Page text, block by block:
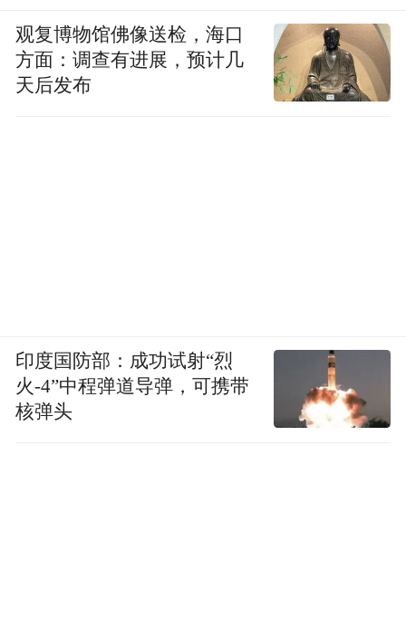
观复博物馆佛像送检，海口
方面：调查有进展，预计几
天后发布
印度国防部：成功试射“烈
火-4”中程弹道导弹，可携带
核弹头